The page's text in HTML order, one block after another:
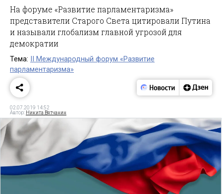
На форуме «Развитие парламентаризма»
представители Старого Света цитировали Путина
и называли глобализм главной угрозой для
демократии
Тема:
II Международный форум «Развитие
парламентаризма»
02.07.2019 14:52
Автор: Никита Вятчанин